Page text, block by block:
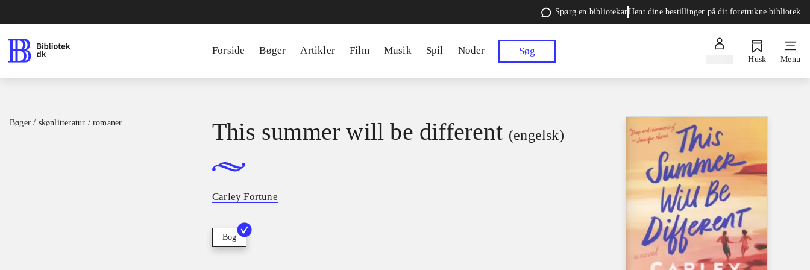
Spørg en bibliotekarHent dine bestillinger på dit foretrukne bibliotek
Forside Bøger Artikler Film Musik Spil Noder Søg
Husk Menu
Bøger / skønlitteratur / romaner This summer will be different (engelsk)
Carley Fortune
Bog